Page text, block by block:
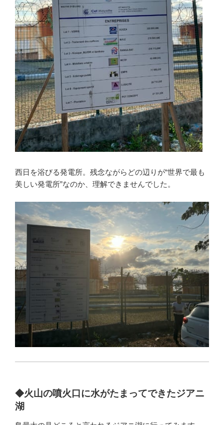
西日を浴びる発電所。残念ながらどの辺りが“世界で最も
美しい発電所”なのか、理解できませんでした。
◆火山の噴火口に水がたまってできたジアニ
湖